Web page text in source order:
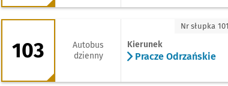
103 - kierunek Pracze Odrzańskie
103
Autobus
dzienny
Kierunek
Pracze Odrzańskie
Nr słupka